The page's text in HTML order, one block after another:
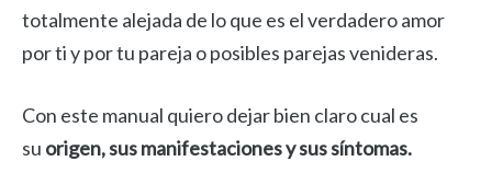
totalmente alejada de lo que es el verdadero amor
por ti y por tu pareja o posibles parejas venideras.
Con este manual quiero dejar bien claro cual es
su origen, sus manifestaciones y sus síntomas.